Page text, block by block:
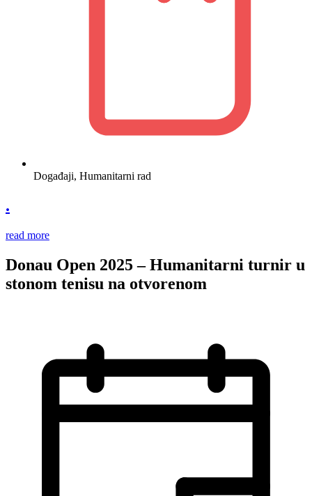
Događaji, Humanitarni rad
.
read more
Donau Open 2025 – Humanitarni turnir u
stonom tenisu na otvorenom